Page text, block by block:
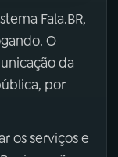
Fala.BR,
O
da
por
os serviços e